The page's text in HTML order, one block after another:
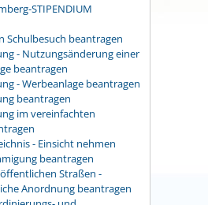
STIPENDIUM
Schulbesuch beantragen
- Nutzungsänderung einer
beantragen
- Werbeanlage beantragen
beantragen
im vereinfachten
- Einsicht nehmen
beantragen
Straßen -
Anordnung beantragen